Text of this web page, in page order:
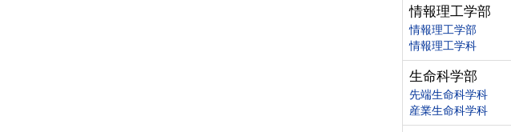
情報理工学部
情報理工学部
情報理工学科
生命科学部
先端生命科学科
産業生命科学科